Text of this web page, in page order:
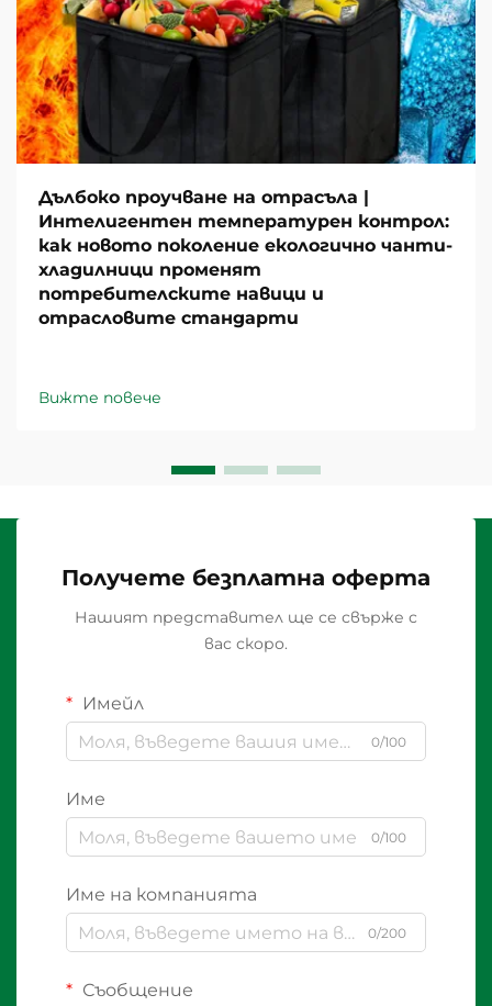
Дълбоко проучване на отрасъла |
Интелигентен температурен контрол:
как новото поколение екологично чанти-
хладилници променят
потребителските навици и
отрасловите стандарти
Вижте повече
Получете безплатна оферта
Нашият представител ще се свърже с
вас скоро.
Имейл
0/100
Име
0/100
Име на компанията
0/200
Съобщение